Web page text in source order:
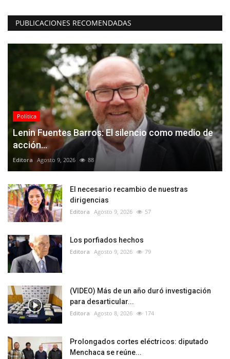
PUBLICACIONES RECOMENDADAS
Política
Lenin Fuentes Barros: El silencio como medio de
acción...
Editora Agosto 9, 2026 88
El necesario recambio de nuestras
dirigencias
Editora Agosto 9, 2026 57
Los porfiados hechos
Editora Agosto 9, 2026 79
(VIDEO) Más de un año duró investigación
para desarticular...
Editora Agosto 8, 2026 174
Prolongados cortes eléctricos: diputado
Menchaca se reúne...